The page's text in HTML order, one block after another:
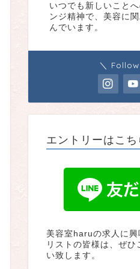
いつでも新しいこと
ンジ精神で、美容に
んでいます。
＼
エントリーはこち
美容室haruの求人に興
リストの皆様は、ぜ
い致します。